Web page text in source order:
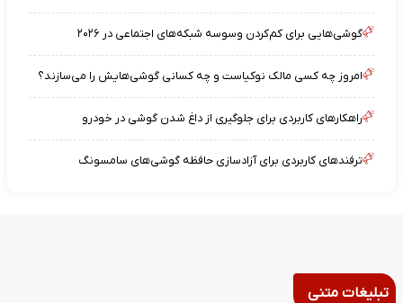
گوشی‌هایی برای کم‌کردن وسوسه شبکه‌های اجتماعی در ۲۰۲۶
امروز چه کسی مالک نوکیاست و چه کسانی گوشی‌هایش را می‌سازند؟
راهکارهای کاربردی برای جلوگیری از داغ شدن گوشی در خودرو
ترفندهای کاربردی برای آزادسازی حافظه گوشی‌های سامسونگ
تبلیغات متنی